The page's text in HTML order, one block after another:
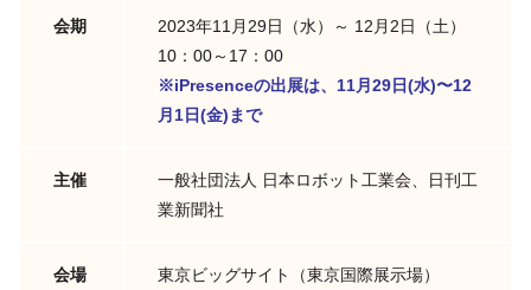
会期
2023年11月29日（水）～ 12月2日（土）
10：00～17：00
※iPresenceの出展は、11月29日(水)〜12
月1日(金)まで
主催
一般社団法人 日本ロボット工業会、日刊工
業新聞社
会場
東京ビッグサイト（東京国際展示場）